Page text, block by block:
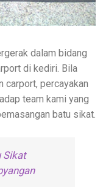
dalam bidang
di kediri. Bila
carport, percayakan
team kami yang
batu sikat.
Sikat